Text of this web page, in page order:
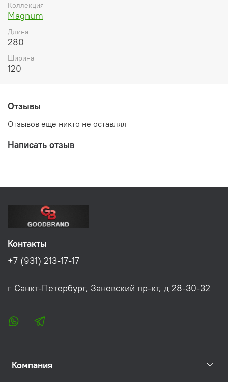
Коллекция
Magnum
Длина
280
Ширина
120
Отзывы
Отзывов еще никто не оставлял
Написать отзыв
Компания
Контакты
+7 (931) 213-17-17
г Санкт-Петербург, Заневский пр-кт, д 28-30-32